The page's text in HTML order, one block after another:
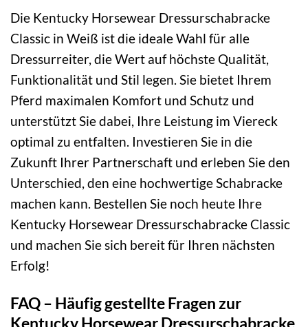
Die Kentucky Horsewear Dressurschabracke
Classic in Weiß ist die ideale Wahl für alle
Dressurreiter, die Wert auf höchste Qualität,
Funktionalität und Stil legen. Sie bietet Ihrem
Pferd maximalen Komfort und Schutz und
unterstützt Sie dabei, Ihre Leistung im Viereck
optimal zu entfalten. Investieren Sie in die
Zukunft Ihrer Partnerschaft und erleben Sie den
Unterschied, den eine hochwertige Schabracke
machen kann. Bestellen Sie noch heute Ihre
Kentucky Horsewear Dressurschabracke Classic
und machen Sie sich bereit für Ihren nächsten
Erfolg!
FAQ – Häufig gestellte Fragen zur
Kentucky Horsewear Dressurschabracke